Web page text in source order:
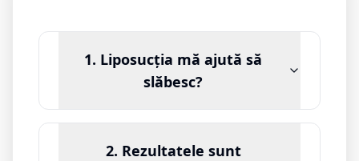
1. Liposucția mă ajută să
slăbesc?
2. Rezultatele sunt